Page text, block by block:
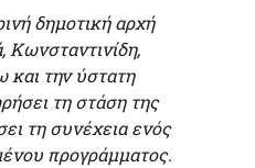
δημοτική αρχή
Κωνσταντινίδη,
την ύστατη
τη στάση της
τη συνέχεια ενός
προγράμματος.